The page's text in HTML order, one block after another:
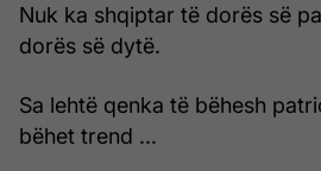
Nuk ka shqiptar të dorës së
dorës së dytë.
Sa lehtë qenka të bëhesh
bëhet trend ...